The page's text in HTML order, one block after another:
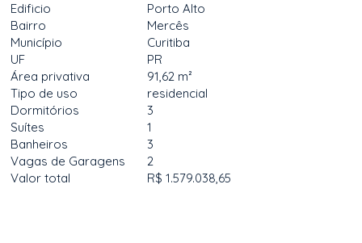
Edificio
Porto Alto
Bairro
Mercês
Município
Curitiba
UF
PR
Área privativa
91,62 m²
Tipo de uso
residencial
Dormitórios
3
Suítes
1
Banheiros
3
Vagas de Garagens
2
Valor total
R$ 1.579.038,65